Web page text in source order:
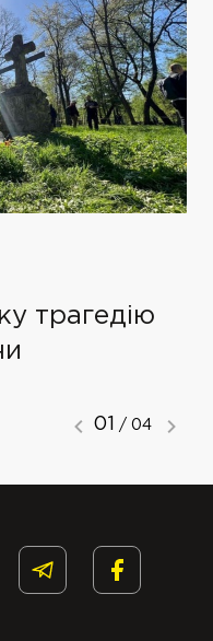
трагедію
01 / 04